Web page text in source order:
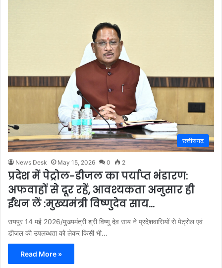
छत्तीसगढ़
News Desk May 15, 2026 0 2
प्रदेश में पेट्रोल-डीजल का पर्याप्त भंडारण:
अफवाहों से दूर रहें, आवश्यकता अनुसार ही
ईंधन लें :मुख्यमंत्री विष्णुदेव साय…
रायपुर 14 मई 2026/मुख्यमंत्री श्री विष्णु देव साय ने प्रदेशवासियों से पेट्रोल एवं
डीजल की उपलब्धता को लेकर किसी भी…
Read More »